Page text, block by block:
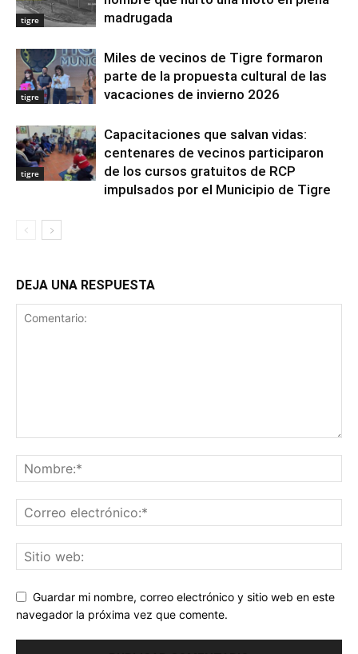
tigre
madrugada
tigre
Miles de vecinos de Tigre formaron
parte de la propuesta cultural de las
vacaciones de invierno 2026
tigre
Capacitaciones que salvan vidas:
centenares de vecinos participaron
de los cursos gratuitos de RCP
impulsados por el Municipio de Tigre
DEJA UNA RESPUESTA
Guardar mi nombre, correo electrónico y sitio web en este
navegador la próxima vez que comente.